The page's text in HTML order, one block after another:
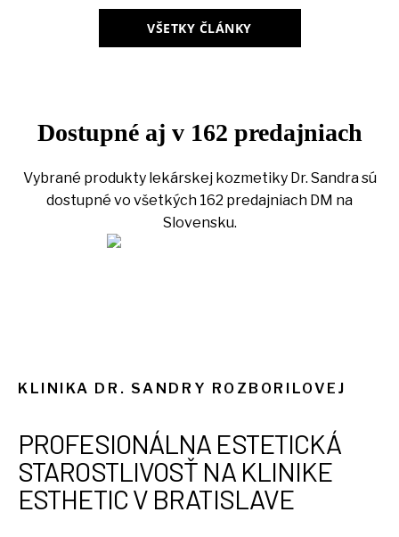
VŠETKY ČLÁNKY
Dostupné aj v 162 predajniach
Vybrané produkty lekárskej kozmetiky Dr. Sandra sú
dostupné vo všetkých 162 predajniach DM na
Slovensku.
KLINIKA DR. SANDRY ROZBORILOVEJ
PROFESIONÁLNA ESTETICKÁ
STAROSTLIVOSŤ NA KLINIKE
ESTHETIC V BRATISLAVE